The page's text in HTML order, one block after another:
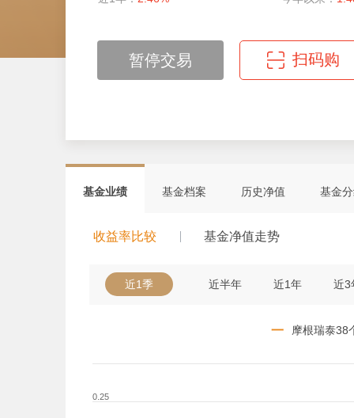
暂停交易 扫码购
基金业绩 基金档案 历史净值 基金
收益率比较 基金净值走势
近1季 近半年 近1年 近3
一 摩根瑞泰38
0.25